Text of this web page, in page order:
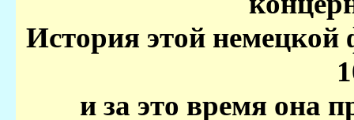
История этой
и за это время она